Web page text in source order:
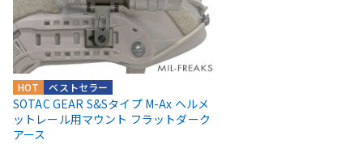
ベストセラー
HOT
SOTAC GEAR S&Sタイプ M-Ax ヘルメ
ットレール用マウント フラットダーク
アース